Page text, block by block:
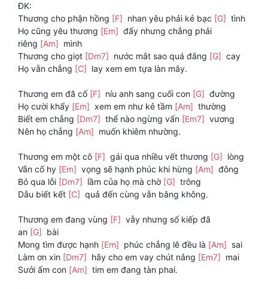
ĐK:
Thương cho phận hồng [F] nhan yêu phải kẻ bạc [G] tình
Họ cũng yêu thương [Em] đấy nhưng chẳng phải
riêng [Am] mình
Thương cho giọt [Dm7] nước mắt sao quá đắng [G] cay
Họ vẫn chẳng [C] lay xem em tựa làn mây.
Thương em đã cố [F] níu anh sang cuối con [G] đường
Họ cười khẩy [Em] xem em như kẻ tầm [Am] thường
Biết em chẳng [Dm7] thể nào ngừng vấn [Em7] vương
Nên họ chẳng [Am] muốn khiêm nhường.
Thương em một cô [F] gái qua nhiều vết thương [G] lòng
Vẫn cố hy [Em] vọng sẽ hạnh phúc khi hừng [Am] đông
Bỏ qua lỗi [Dm7] lầm của họ mà chờ [G] trông
Dẫu biết kết [C] quả đến cùng vẫn bằng không.
Thương em đang vùng [F] vẫy nhưng số kiếp đã
an [G] bài
Mong tìm được hạnh [Em] phúc chẳng lẽ đều là [Am] sai
Làm ơn xin [Dm7] hãy cho em vay chút nắng [Em7] mai
Sưởi ấm con [Am] tim em đang tàn phai.